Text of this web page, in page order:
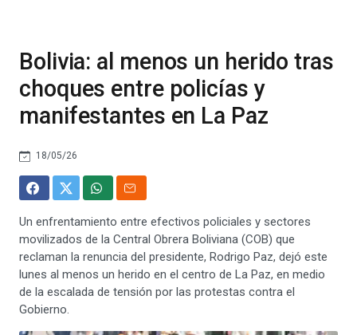
Bolivia: al menos un herido tras
choques entre policías y
manifestantes en La Paz
18/05/26
Un enfrentamiento entre efectivos policiales y sectores
movilizados de la Central Obrera Boliviana (COB) que
reclaman la renuncia del presidente, Rodrigo Paz, dejó este
lunes al menos un herido en el centro de La Paz, en medio
de la escalada de tensión por las protestas contra el
Gobierno.